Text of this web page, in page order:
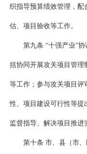
织指导预算绩效管理，配
估、项目验收等工作。
第九条 “十强产业”
括协同开展攻关项目管理
等工作；参与攻关项目评
性、项目建设可行性等提
监督指导、解决项目推进
第十条 市、县（市